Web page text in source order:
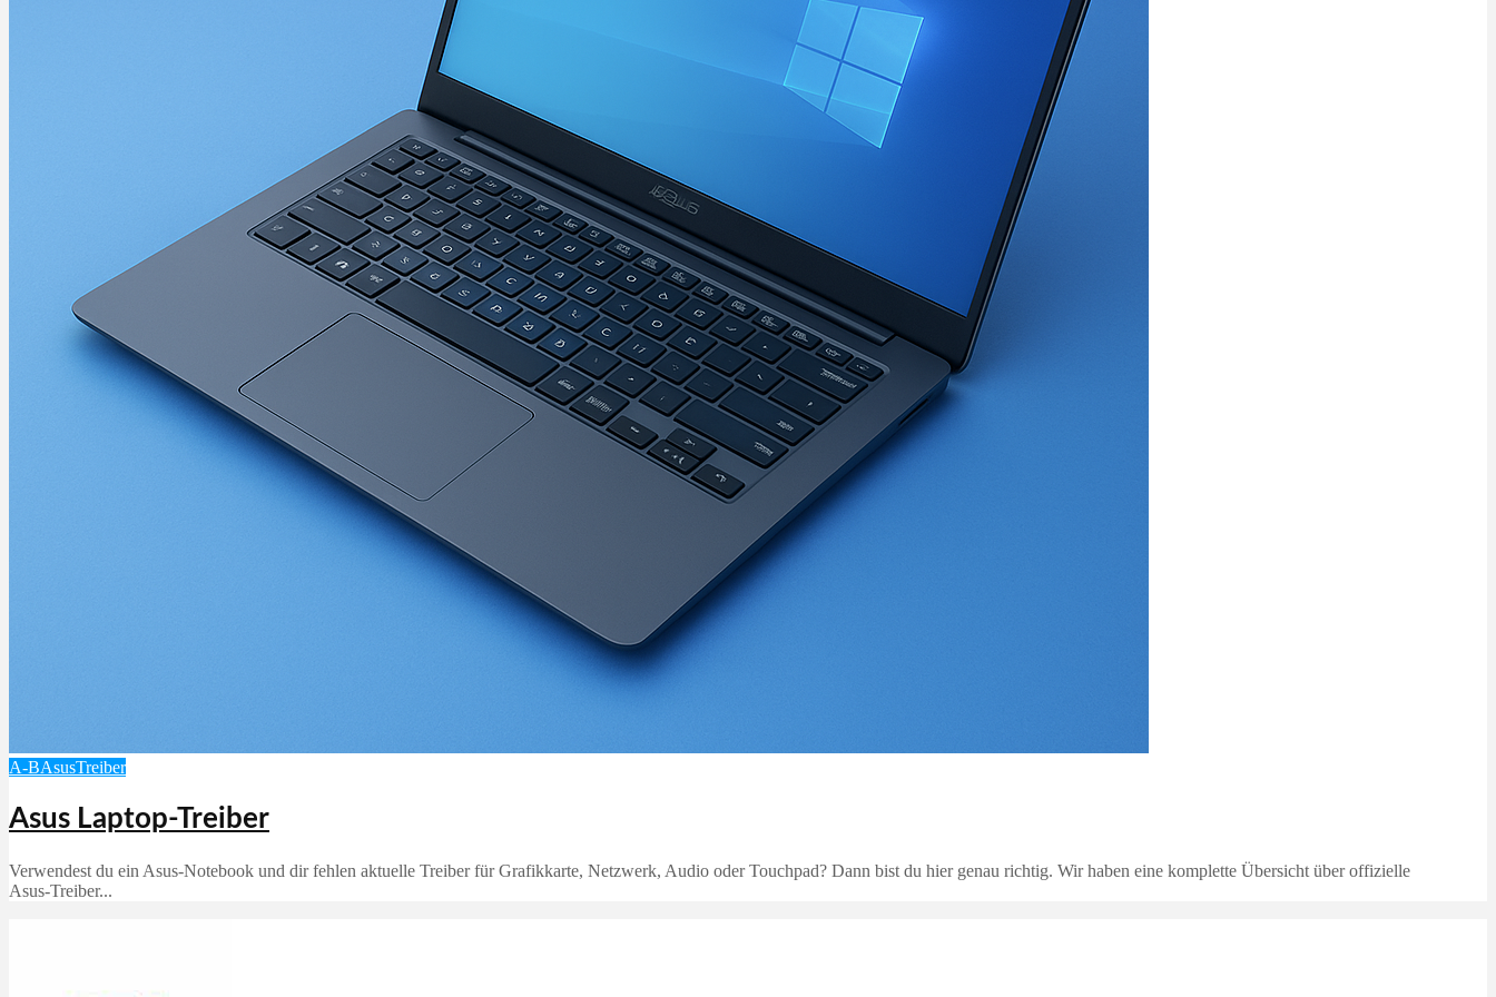
A-BAsusTreiber
Asus Laptop-Treiber
Verwendest du ein Asus‑Notebook und dir fehlen aktuelle Treiber für Grafikkarte, Netzwerk, Audio oder Touchpad? Dann bist du hier genau richtig. Wir haben eine komplette Übersicht über offizielle
Asus‑Treiber...